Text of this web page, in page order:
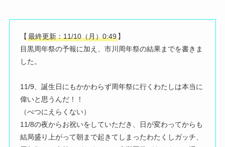
【 最終更新：11/10（月）0:49】
目黒周年祭の予報に加え、市川周年祭の結果までを書きま
した。
11/9、誕生日にもかかわらず周年祭に行くわたしは本当に
偉いと思うんだ！！
（べつにえらくない）
11/8の夜からお祝いをしていただき、日が変わってからも
結局盛り上がって朝まで起きてしまったわたくしガッチ、